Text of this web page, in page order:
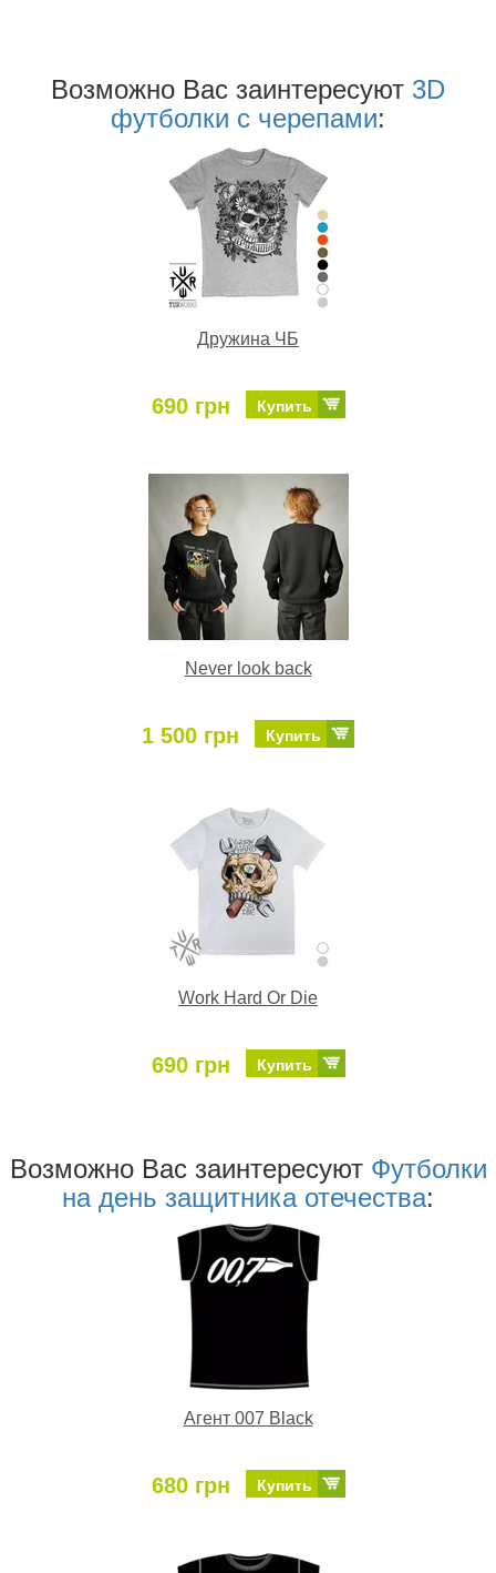
Возможно Ваc заинтересуют 3D
футболки с черепами:
Дружина ЧБ
690 грн Купить
Never look back
1 500 грн Купить
Work Hard Or Die
690 грн Купить
Возможно Ваc заинтересуют Футболки
на день защитника отечества:
Агент 007 Black
680 грн Купить